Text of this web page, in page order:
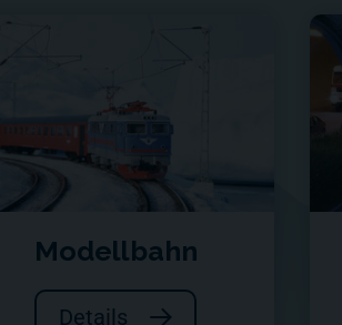
Modellbahn
Details